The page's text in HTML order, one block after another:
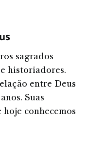
sagrados
historiadores.
entre Deus
Suas
conhecemos